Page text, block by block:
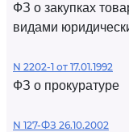
ФЗ о закупках
видами
N 2202-1 от 17.01.1992
ФЗ о прокуратуре
N 127-ФЗ 26.10.2002